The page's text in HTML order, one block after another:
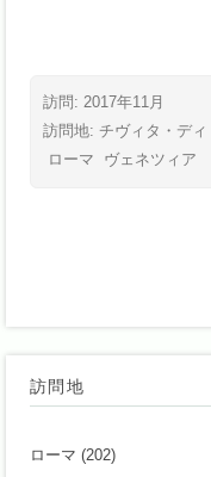
訪問: 2017年11月
訪問地:チヴィタ・デ
ローマ
ヴェネツィア
訪問地
ローマ (202)